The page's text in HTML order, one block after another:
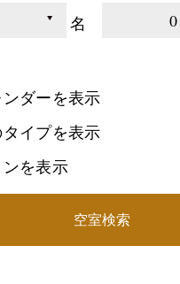
名 0
ダーを表示
イプを表示
を表示
空室検索